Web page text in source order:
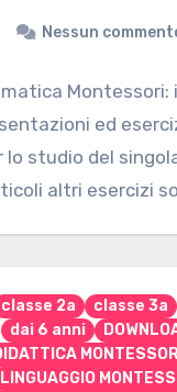
Nessun
Montessori:
ed
lo studio del
altri esercizi
classe 2a classe 3a
dai 6 anni
LINGUAGGIO